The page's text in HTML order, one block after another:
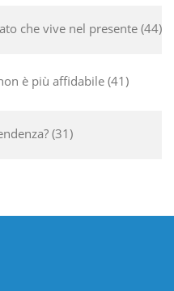
che vive nel presente 44
è più affidabile 41
31